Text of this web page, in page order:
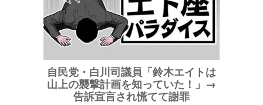
自民党・白川司議員「鈴木エイトは
山上の襲撃計画を知っていた！」→
告訴宣言され慌てて謝罪